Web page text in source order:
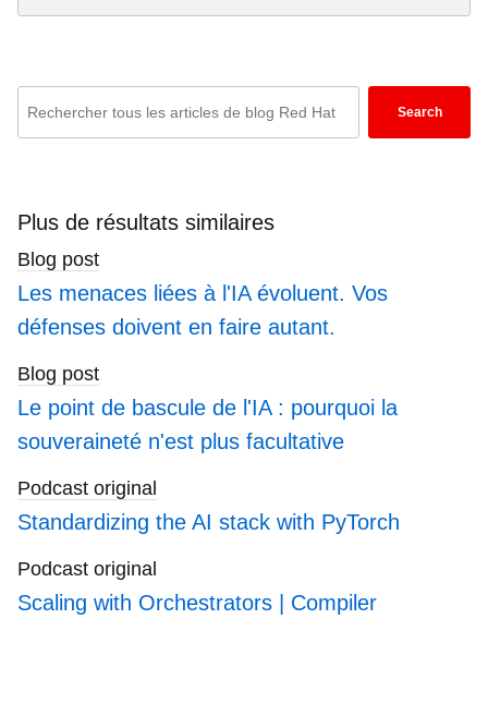
search
blogs
Search
Plus de résultats similaires
Blog post
Les menaces liées à l'IA évoluent. Vos
défenses doivent en faire autant.
Blog post
Le point de bascule de l'IA : pourquoi la
souveraineté n'est plus facultative
Podcast original
Standardizing the AI stack with PyTorch
Podcast original
Scaling with Orchestrators | Compiler